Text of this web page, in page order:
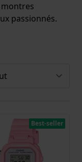
passionnés.
Best-seller